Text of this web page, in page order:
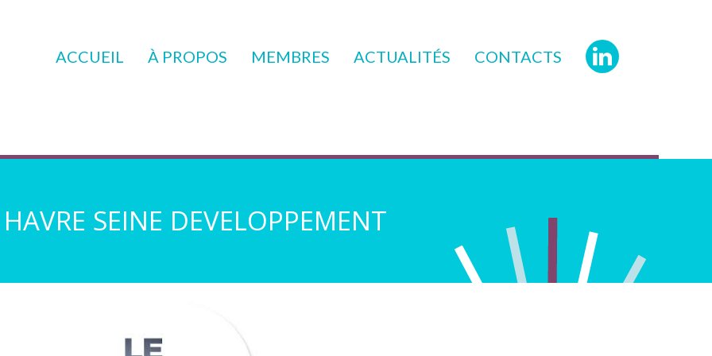
ACCUEIL À PROPOS MEMBRES ACTUALITÉS CONTACTS
SEINE DEVELOPPEMENT